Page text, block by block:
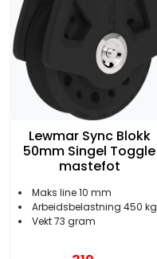
Lewmar Sync Blokk
50mm Singel Toggle
mastefot
Maks line 10 mm
Arbeidsbelastning 450 kg
Vekt 73 gram